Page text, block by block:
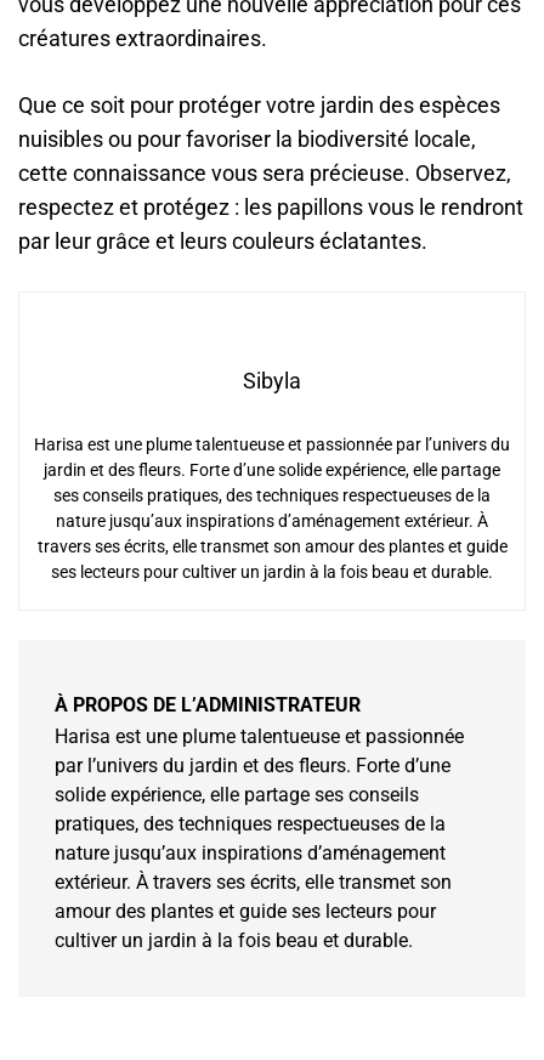
créatures extraordinaires.
Que ce soit pour protéger votre jardin des espèces
nuisibles ou pour favoriser la biodiversité locale,
cette connaissance vous sera précieuse. Observez,
respectez et protégez : les papillons vous le rendront
par leur grâce et leurs couleurs éclatantes.
Sibyla
Harisa est une plume talentueuse et passionnée par l’univers du
jardin et des fleurs. Forte d’une solide expérience, elle partage
ses conseils pratiques, des techniques respectueuses de la
nature jusqu’aux inspirations d’aménagement extérieur. À
travers ses écrits, elle transmet son amour des plantes et guide
ses lecteurs pour cultiver un jardin à la fois beau et durable.
À PROPOS DE L’ADMINISTRATEUR
Harisa est une plume talentueuse et passionnée
par l’univers du jardin et des fleurs. Forte d’une
solide expérience, elle partage ses conseils
pratiques, des techniques respectueuses de la
nature jusqu’aux inspirations d’aménagement
extérieur. À travers ses écrits, elle transmet son
amour des plantes et guide ses lecteurs pour
cultiver un jardin à la fois beau et durable.